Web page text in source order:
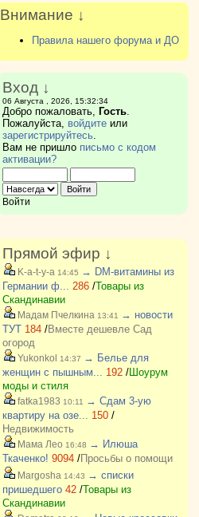
Внимание ↓
Правила нашего форума и ДО
Вход ↓
06 Августа , 2026, 15:32:34
Добро пожаловать, Гость.
Пожалуйста, войдитеили
зарегистрируйтесь.
Вам не пришло письмо с кодом
активации?
Войти
Прямой эфир ↓
K-a-t-y-a 14:45 → DM-витамины из
Германии ф... 286/Товары из
Скандинавии
Мадам Пчелкина 13:41
→ новости
ТУТ 184/Вместе дешевле Сад
огород
Yukonkol 14:37 → Белье для
женщин с пышным... 192/Шоурум
моды и стиля
fatka1983 10:11
→ Сдам 3-ую
квартиру на озе... 150/
Недвижимость
Мама Лео 16:48 → Илюша
Ткаченко! 9094/Просьбы о помощи
Margosha 14:43 → списки
пришедшего 42/Товары из
Скандинавии